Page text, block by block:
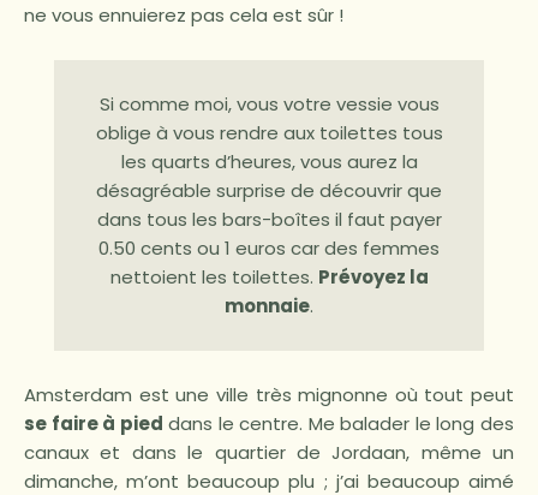
ne vous ennuierez pas cela est sûr !
Si comme moi, vous votre vessie vous
oblige à vous rendre aux toilettes tous
les quarts d’heures, vous aurez la
désagréable surprise de découvrir que
dans tous les bars-boîtes il faut payer
0.50 cents ou 1 euros car des femmes
nettoient les toilettes. Prévoyez la
monnaie.
Amsterdam est une ville très mignonne où tout peut
se faire à pied dans le centre. Me balader le long des
canaux et dans le quartier de Jordaan, même un
dimanche, m’ont beaucoup plu ; j’ai beaucoup aimé